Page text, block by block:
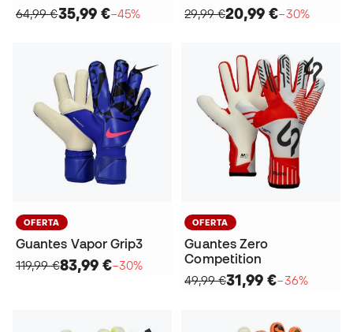
64,99 €35,99 €−45%
29,99 €20,99 €−30%
OFERTA
Guantes Vapor Grip3
119,99 €83,99 €−30%
OFERTA
Guantes Zero
Competition
49,99 €31,99 €−36%